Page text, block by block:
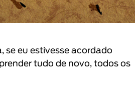
se eu estivesse acordado
tudo de novo, todos os